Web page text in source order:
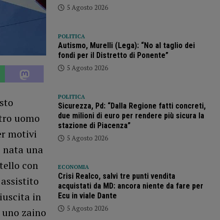
uomo
motivi
nata una
con
in
zaino
5 Agosto 2026
POLITICA
Autismo, Murelli (Lega): “No al taglio dei
fondi per il Distretto di Ponente”
5 Agosto 2026
POLITICA
Sicurezza, Pd: “Dalla Regione fatti concreti,
due milioni di euro per rendere più sicura la
stazione di Piacenza”
5 Agosto 2026
ECONOMIA
Crisi Realco, salvi tre punti vendita
acquistati da MD: ancora niente da fare per
Ecu in viale Dante
5 Agosto 2026